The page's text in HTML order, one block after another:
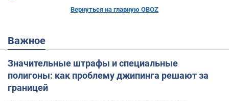
Вернуться на главную OBOZ
Важное
Значительные штрафы и специальные
полигоны: как проблему джипинга решают за
границей